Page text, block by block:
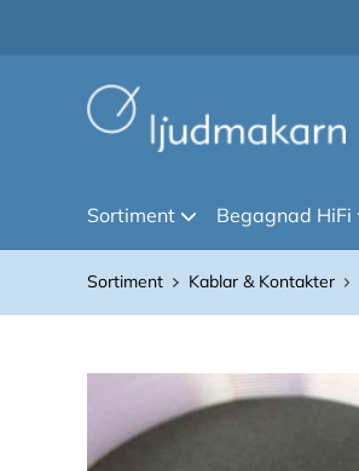
Sortiment Begagnad HiFi
Sortiment Kablar & Kontakter